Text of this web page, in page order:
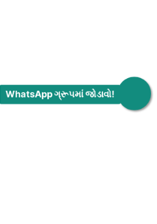
WhatsApp ગ્રૂપમાં જોડાવો!